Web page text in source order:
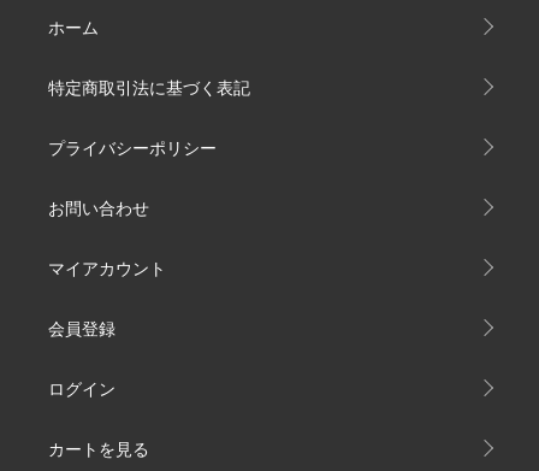
ホーム
特定商取引法に基づく表記
プライバシーポリシー
お問い合わせ
マイアカウント
会員登録
ログイン
カートを見る